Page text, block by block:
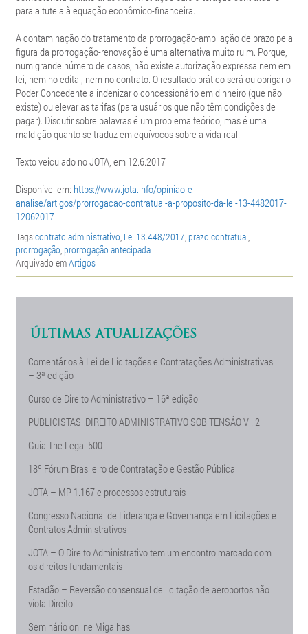
para a tutela à equação econômico-financeira.
A contaminação do tratamento da prorrogação-ampliação de prazo pela
figura da prorrogação-renovação é uma alternativa muito ruim. Porque,
num grande número de casos, não existe autorização expressa nem em
lei, nem no edital, nem no contrato. O resultado prático será ou obrigar o
Poder Concedente a indenizar o concessionário em dinheiro (que não
existe) ou elevar as tarifas (para usuários que não têm condições de
pagar). Discutir sobre palavras é um problema teórico, mas é uma
maldição quanto se traduz em equívocos sobre a vida real.
Texto veiculado no JOTA, em 12.6.2017
Disponível em: https://www.jota.info/opiniao-e-
analise/artigos/prorrogacao-contratual-a-proposito-da-lei-13-4482017-
12062017
Tags:contrato administrativo, Lei 13.448/2017, prazo contratual,
prorrogação, prorrogação antecipada
Arquivado emArtigos
ÚLTIMAS ATUALIZAÇÕES
Comentários à Lei de Licitações e Contratações Administrativas
– 3ª edição
Curso de Direito Administrativo – 16ª edição
PUBLICISTAS: DIREITO ADMINISTRATIVO SOB TENSÃO Vl. 2
Guia The Legal 500
18º Fórum Brasileiro de Contratação e Gestão Pública
JOTA – MP 1.167 e processos estruturais
Congresso Nacional de Liderança e Governança em Licitações e
Contratos Administrativos
JOTA – O Direito Administrativo tem um encontro marcado com
os direitos fundamentais
Estadão – Reversão consensual de licitação de aeroportos não
viola Direito
Seminário online Migalhas